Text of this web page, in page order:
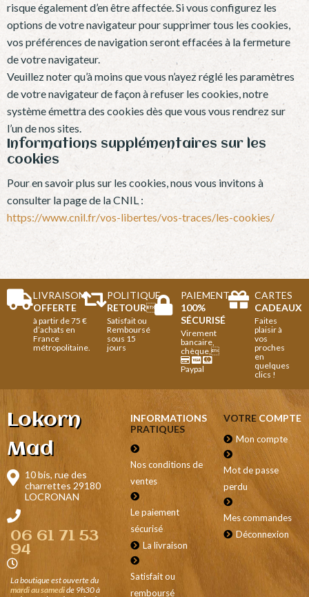
risque également d’en être affectée. Si vous configurez les
options de votre navigateur pour supprimer tous les cookies,
vos préférences de navigation seront effacées à la fermeture
de votre navigateur.
Veuillez noter qu’à moins que vous n’ayez réglé les paramètres
de votre navigateur de façon à refuser les cookies, notre
système émettra des cookies dès que vous vous rendrez sur
l’un de nos sites.
Informations supplémentaires sur les
cookies
Pour en savoir plus sur les cookies, nous vous invitons à
consulter la page de la CNIL :
https://www.cnil.fr/vos-libertes/vos-traces/les-cookies/
LIVRAISON
OFFERTE
à partir de 75 €
d’achats en
France
métropolitaine.
POLITIQUE
RETOUR
Satisfait ou
Remboursé
sous 15
jours
PAIEMENT
100%
SÉCURISÉ
Virement
bancaire,
chèque,
Paypal
CARTES
CADEAUX
Faites
plaisir à
vos
proches
en
quelques
clics !
Lokorn
Mad
10 bis, rue des
charrettes 29180
LOCRONAN
06 61 71 53
94
La boutique est ouverte du
mardi au samedide 9h30 à
INFORMATIONS
PRATIQUES
Nos conditions de
ventes
Le paiement
sécurisé
La livraison
Satisfait ou
remboursé
VOTRECOMPTE
Mon compte
Mot de passe
perdu
Mes commandes
Déconnexion